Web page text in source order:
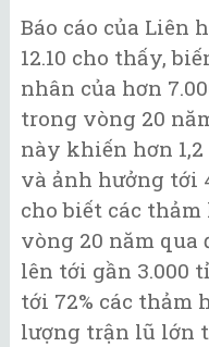
Báo cáo của Liên
12.10 cho thấy,
nhân của hơn
trong vòng 20
này khiến hơn
và ảnh hưởng tới
cho biết các
vòng 20 năm
lên tới gần 3.000
tới 72% các thảm
lượng trận lũ lớn